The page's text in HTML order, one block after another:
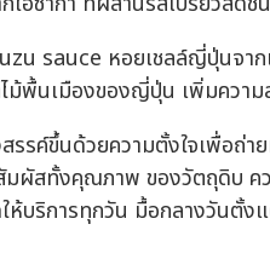
sauce หอยเชลล์ญี่ปุ่นจาก
ม้พื้นเมืองของญี่ปุ่น เพิ่มควา
รรค์ขึ้นด้วยความตั้งใจเพื่อถ่
มผัสทั้งคุณภาพ ของวัตถุดิบ ค
ห้บริการทุกวัน มื้อกลางวันตั้